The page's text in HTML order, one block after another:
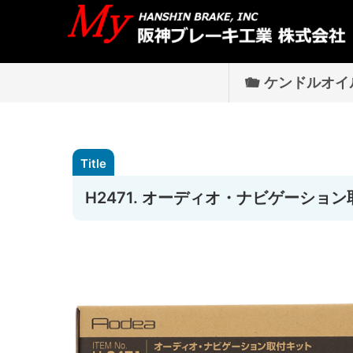
ケンドルオイ
H2471. オーディオ・ナビゲーション